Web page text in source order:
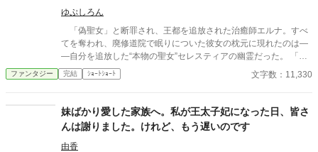
様、これは――あなた様の手では、ございません」縫い手は、ず
っと一人だった。それを十二年間、誰の名でも呼べなかっただけ
のこと。
ゆぷしろん
「偽聖女」と断罪され、王都を追放された治癒師エルナ。すべ
てを奪われ、廃修道院で眠りについた彼女の枕元に現れたのは―
―自分を追放した“本物の聖女”セレスティアの幽霊だった。 「お
願い、わたくしの身体を取り戻して！」 聖印を授かった瞬間、
セレスティアの肉体は謎の存在に乗っ取られていた。しかも完全
など知るものかと思っていたエルナだが、無口な騎士団長ロルフ
と調べるうち、歴代聖女を食い物にしてきた神殿の闇と、自分の
追放に隠された恐ろしい真相へ辿り着く。 許せない。けれど、
見捨てない。 追放治癒師と泣き虫な元敵、そして訳あり騎士団
ファンタジー 完結 ｼｮｰﾄｼｮｰﾄ 文字数：11,330
妹ばかり愛した家族へ。私が王太子妃になった日、皆さ
んは謝りました。けれど、もう遅いのです
由香